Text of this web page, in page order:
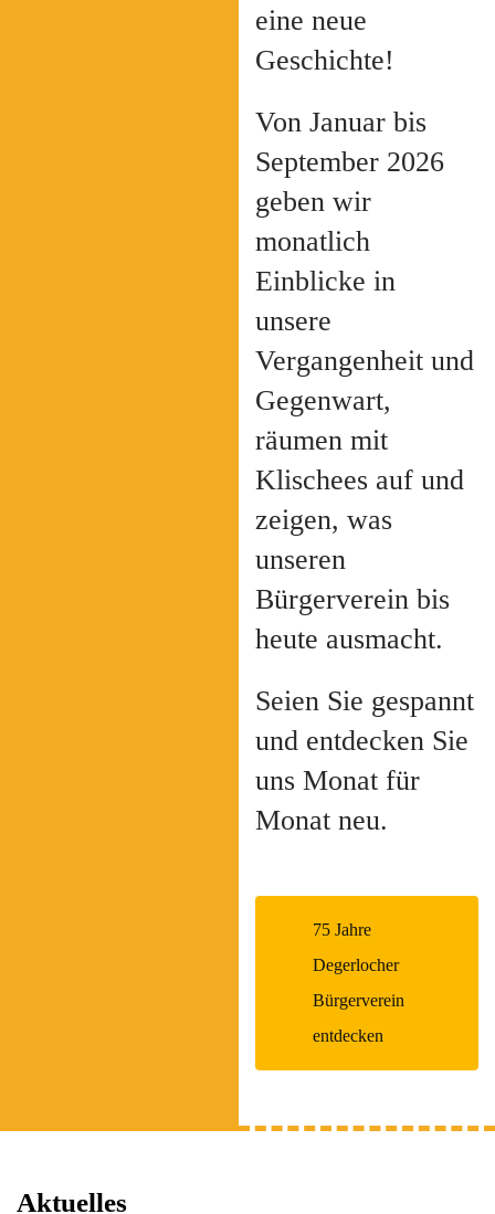
eine neue
Geschichte!
Von Januar bis
September 2026
geben wir
monatlich
Einblicke in
unsere
Vergangenheit und
Gegenwart,
räumen mit
Klischees auf und
zeigen, was
unseren
Bürgerverein bis
heute ausmacht.
Seien Sie gespannt
und entdecken Sie
uns Monat für
Monat neu.
75 Jahre
Degerlocher
Bürgerverein
entdecken
Aktuelles